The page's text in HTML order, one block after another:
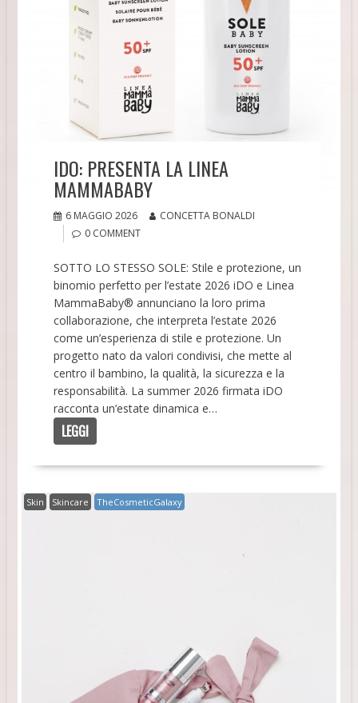
IDO: PRESENTA LA LINEA
MAMMABABY
6 MAGGIO 2026
CONCETTA BONALDI
0 COMMENT
SOTTO LO STESSO SOLE: Stile e protezione, un
binomio perfetto per l’estate 2026 iDO e Linea
MammaBaby® annunciano la loro prima
collaborazione, che interpreta l’estate 2026
come un’esperienza di stile e protezione. Un
progetto nato da valori condivisi, che mette al
centro il bambino, la qualità, la sicurezza e la
responsabilità. La summer 2026 firmata iDO
racconta un’estate dinamica e…
LEGGI
Skin Skincare TheCosmeticGalaxy